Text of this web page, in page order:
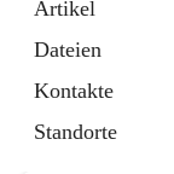
Artikel
Dateien
Kontakte
Standorte